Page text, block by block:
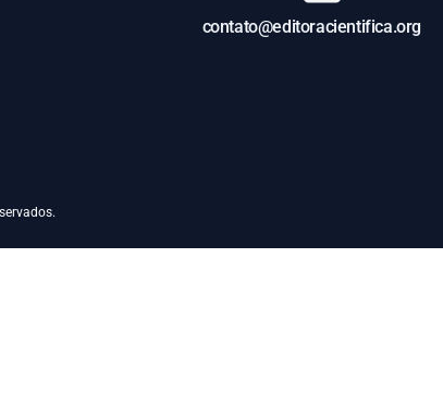
contato@editoracientifica.org